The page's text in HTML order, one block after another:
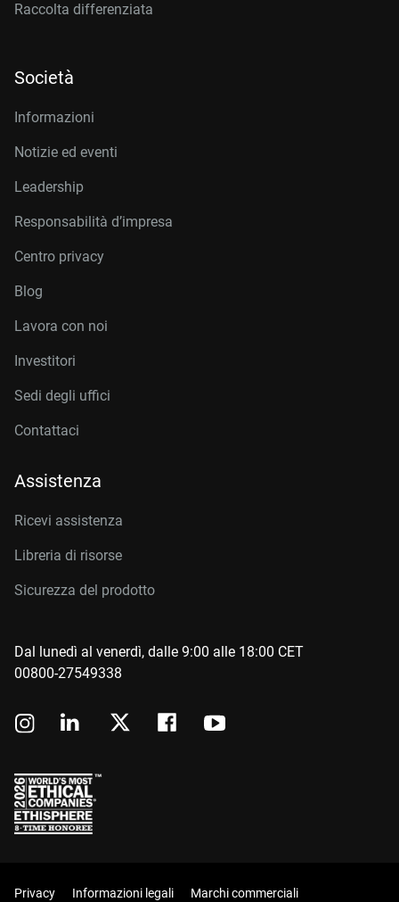
Raccolta differenziata
Società
Informazioni
Notizie ed eventi
Leadership
Responsabilità d’impresa
Centro privacy
Blog
Lavora con noi
Investitori
Sedi degli uffici
Contattaci
Assistenza
Ricevi assistenza
Libreria di risorse
Sicurezza del prodotto
Dal lunedì al venerdì, dalle 9:00 alle 18:00 CET
00800-27549338
Privacy Informazioni legali Marchi commerciali